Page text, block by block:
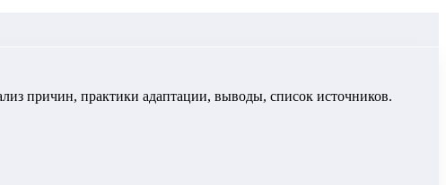
причин, практики адаптации, выводы, список источников.